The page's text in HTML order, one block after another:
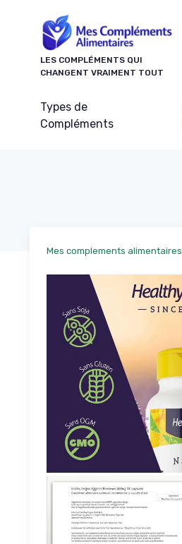
LES COMPLÉMENTS QUI
CHANGENT VRAIMENT TOUT
Types de
Compléments
Mes complements alimentaires